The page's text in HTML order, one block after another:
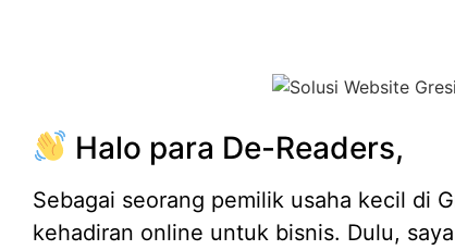
Halo para De-Readers,
Sebagai seorang pemilik usaha kecil di
kehadiran online untuk bisnis. Dulu,